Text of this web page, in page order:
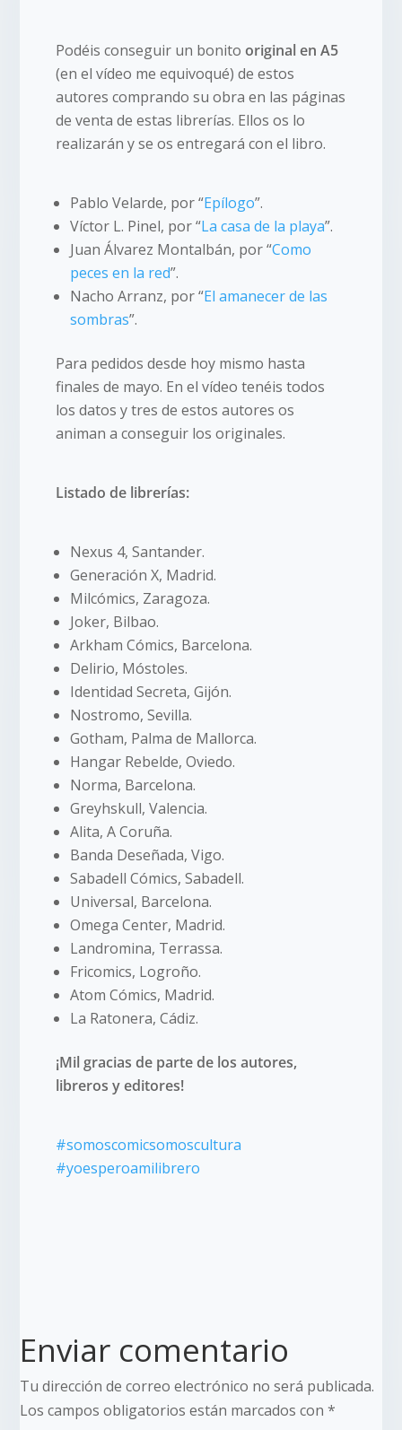
Podéis conseguir un bonitooriginal en A5
(en el vídeo me equivoqué) de estos
autores comprando su obra en las páginas
de venta de estas librerías. Ellos os lo
realizarán y se os entregará con el libro.
Pablo Velarde, por “Epílogo”.
Víctor L. Pinel, por “La casa de la playa”.
Juan Álvarez Montalbán, por “Como
peces en la red”.
Nacho Arranz, por “El amanecer de las
sombras”.
Para pedidos desde hoy mismo hasta
finales de mayo. En el vídeo tenéis todos
los datos y tres de estos autores os
animan a conseguir los originales.
Listado de librerías:
Nexus 4, Santander.
Generación X, Madrid.
Milcómics, Zaragoza.
Joker, Bilbao.
Arkham Cómics, Barcelona.
Delirio, Móstoles.
Identidad Secreta, Gijón.
Nostromo, Sevilla.
Gotham, Palma de Mallorca.
Hangar Rebelde, Oviedo.
Norma, Barcelona.
Greyhskull, Valencia.
Alita, A Coruña.
Banda Deseñada, Vigo.
Sabadell Cómics, Sabadell.
Universal, Barcelona.
Omega Center, Madrid.
Landromina, Terrassa.
Fricomics, Logroño.
Atom Cómics, Madrid.
La Ratonera, Cádiz.
¡Mil gracias de parte de los autores,
libreros y editores!
#somoscomicsomoscultura
#yoesperoamilibrero
Enviar comentario
Tu dirección de correo electrónico no será publicada.
Los campos obligatorios están marcados con*